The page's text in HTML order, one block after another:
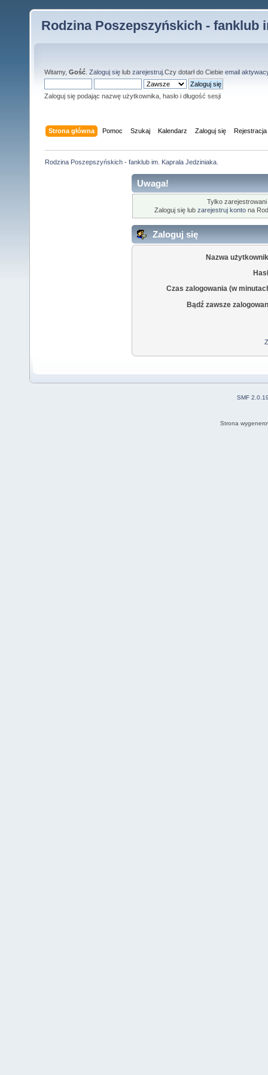
Rodzina Poszepszyńskich - fanklub
Witamy, Gość Zaloguj się lub zarejestruj .Czy dotarł do Ciebie email
Zaloguj się podając nazwę użytkownika, hasło i długość sesji
Strona główna Pomoc Szukaj Kalendarz Zaloguj się Rejestracja
Rodzina Poszepszyńskich - fanklub im. Kaprala Jedziniaka.
Uwaga!
Tylko
Zaloguj się lub zarejestruj konto na
Zaloguj się
Nazwa
Czas zalogowania (w
Bądź zawsze
SMF
Strona